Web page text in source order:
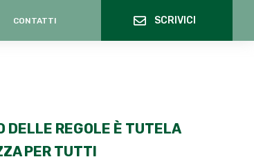
CONTATTI SCRIVICI
DELLE REGOLE È TUTELA
PER TUTTI